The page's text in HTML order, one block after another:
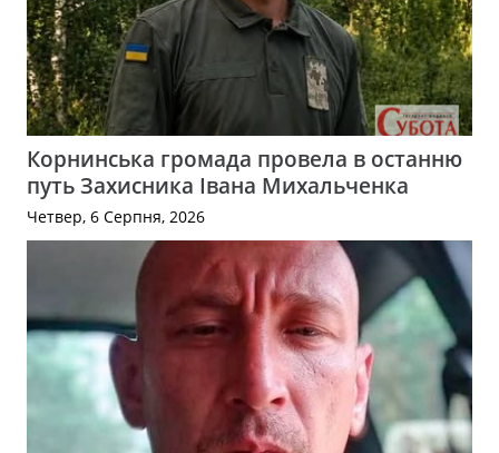
Корнинська громада провела в останню
путь Захисника Івана Михальченка
Четвер, 6 Серпня, 2026